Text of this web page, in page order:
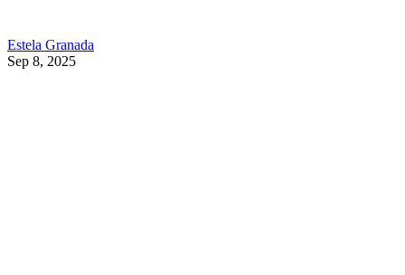
Estela Granada
Sep 8, 2025